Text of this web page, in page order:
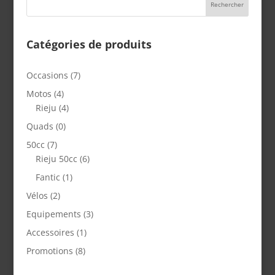
Catégories de produits
Occasions (7)
Motos (4)
Rieju (4)
Quads (0)
50cc (7)
Rieju 50cc (6)
Fantic (1)
Vélos (2)
Equipements (3)
Accessoires (1)
Promotions (8)